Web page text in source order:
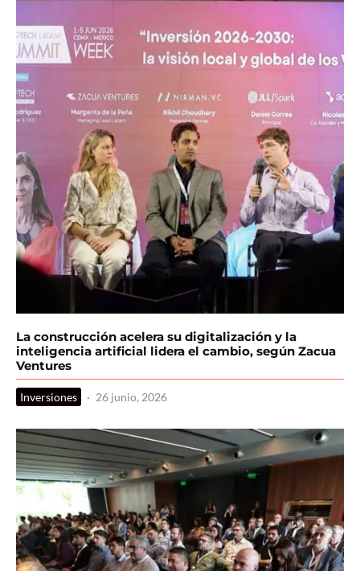
La construcción acelera su digitalización y la
inteligencia artificial lidera el cambio, según Zacua
Ventures
Inversiones · 26 junio, 2026